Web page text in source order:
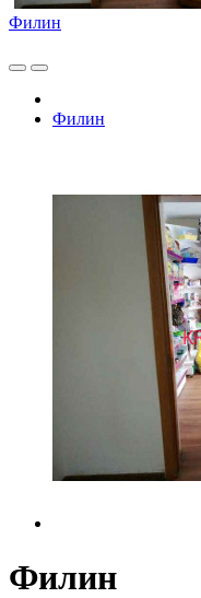
Филин
Филин
Филин